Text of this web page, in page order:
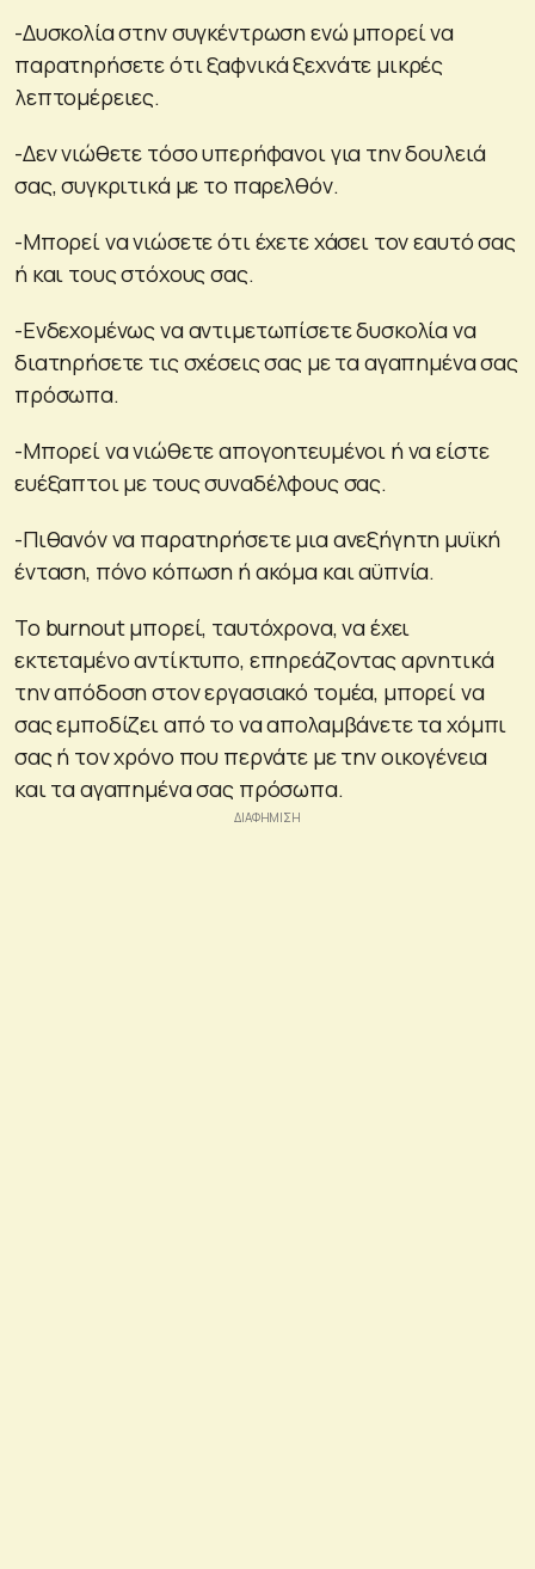
-Δυσκολία στην συγκέντρωση ενώ μπορεί να
παρατηρήσετε ότι ξαφνικά ξεχνάτε μικρές
λεπτομέρειες.
-Δεν νιώθετε τόσο υπερήφανοι για την δουλειά
σας, συγκριτικά με το παρελθόν.
-Μπορεί να νιώσετε ότι έχετε χάσει τον εαυτό σας
ή και τους στόχους σας.
-Ενδεχομένως να αντιμετωπίσετε δυσκολία να
διατηρήσετε τις σχέσεις σας με τα αγαπημένα σας
πρόσωπα.
-Μπορεί να νιώθετε απογοητευμένοι ή να είστε
ευέξαπτοι με τους συναδέλφους σας.
-Πιθανόν να παρατηρήσετε μια ανεξήγητη μυϊκή
ένταση, πόνο κόπωση ή ακόμα και αϋπνία.
Το burnout μπορεί, ταυτόχρονα, να έχει
εκτεταμένο αντίκτυπο, επηρεάζοντας αρνητικά
την απόδοση στον εργασιακό τομέα, μπορεί να
σας εμποδίζει από το να απολαμβάνετε τα χόμπι
σας ή τον χρόνο που περνάτε με την οικογένεια
και τα αγαπημένα σας πρόσωπα.